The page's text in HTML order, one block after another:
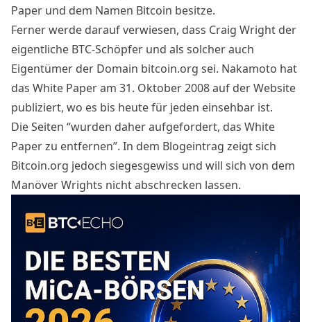
Paper und dem Namen Bitcoin besitze.
Ferner werde darauf verwiesen, dass Craig Wright der
eigentliche BTC-Schöpfer und als solcher auch
Eigentümer der Domain bitcoin.org sei. Nakamoto hat
das White Paper am 31. Oktober 2008 auf der Website
publiziert, wo es bis heutefür jeden einsehbar ist.
Die Seiten “wurden daher aufgefordert, das White
Paper zu entfernen”. In dem Blogeintrag zeigt sich
Bitcoin.org jedoch siegesgewiss und will sich von dem
Manöver Wrights nicht abschrecken lassen.